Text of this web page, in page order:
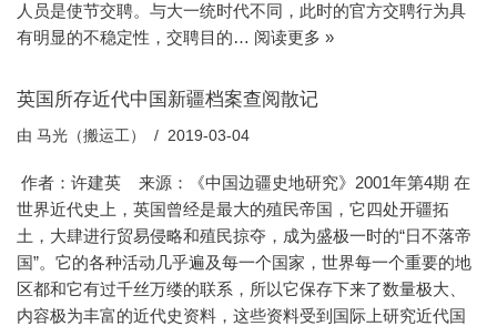
人员是使节交聘。与大一统时代不同，此时的官方交聘行为具
有明显的不稳定性，交聘目的… 阅读更多 »
英国所存近代中国新疆档案查阅散记
由 马光（搬运工） 2019-03-04
作者：许建英 来源：《中国边疆史地研究》2001年第4期 在
世界近代史上，英国曾经是最大的殖民帝国，它四处开疆拓
土，大肆进行贸易侵略和殖民掠夺，成为盛极一时的“日不落帝
国”。它的各种活动几乎遍及每一个国家，世界每一个重要的地
区都和它有过千丝万缕的联系，所以它保存下来了数量极大、
内容极为丰富的近代史资料，这些资料受到国际上研究近代国